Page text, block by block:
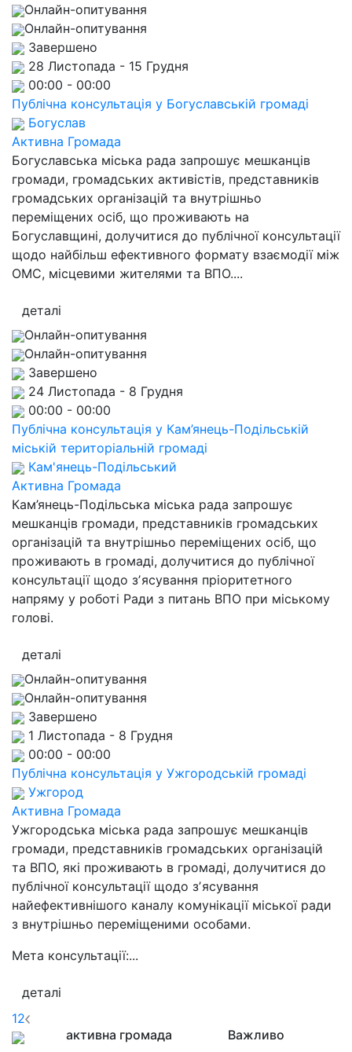
Онлайн-опитування
Онлайн-опитування
Завершено
28 Листопада - 15 Грудня
00:00 - 00:00
Публічна консультація у Богуславській громаді
Богуслав
Активна Громада
Богуславська міська рада запрошує мешканців
громади, громадських активістів, представників
громадських організацій та внутрішньо
переміщених осіб, що проживають на
Богуславщині, долучитися до публічної консультації
щодо найбільш ефективного формату взаємодії між
ОМС, місцевими жителями та ВПО....
деталі
Онлайн-опитування
Онлайн-опитування
Завершено
24 Листопада - 8 Грудня
00:00 - 00:00
Публічна консультація у Кам’янець-Подільській
міській територіальній громаді
Кам'янець-Подільський
Активна Громада
Кам’янець-Подільська міська рада запрошує
мешканців громади, представників громадських
організацій та внутрішньо переміщених осіб, що
проживають в громаді, долучитися до публічної
консультації щодо зʼясування пріоритетного
напряму у роботі Ради з питань ВПО при міському
голові.
деталі
Онлайн-опитування
Онлайн-опитування
Завершено
1 Листопада - 8 Грудня
00:00 - 00:00
Публічна консультація у Ужгородській громаді
Ужгород
Активна Громада
Ужгородська міська рада запрошує мешканців
громади, представників громадських організацій
та ВПО, які проживають в громаді, долучитися до
публічної консультації щодо зʼясування
найефективнішого каналу комунікації міської ради
з внутрішньо переміщеними особами.
Мета консультації:...
деталі
12
активна громада
Важливо